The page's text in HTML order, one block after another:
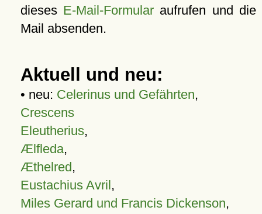
dieses E-Mail-Formular aufrufen und die
Mail absenden.
Aktuell und neu:
• neu: Celerinus und Gefährten,
Crescens
Eleutherius,
Ælfleda,
Æthelred,
Eustachius Avril,
Miles Gerard und Francis Dickenson,